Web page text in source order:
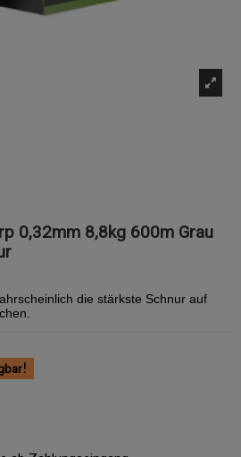
0,32mm 8,8kg 600m Grau
die stärkste Schnur auf